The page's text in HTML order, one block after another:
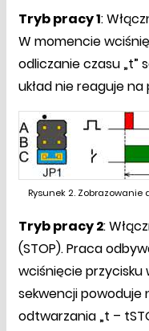
Tryb pracy 1:
W momencie
odliczanie czasu „t”
układ nie reaguje na
Rysunek 2.
Tryb pracy 2:
(STOP). Praca
wciśnięcie przycisku
sekwencji
odtwarzania „t –